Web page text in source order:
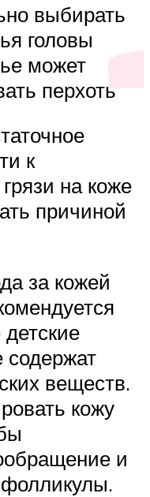
выбирать
головы
может
перхоть
к
на коже
причиной
за кожей
веществ.
кожу
и